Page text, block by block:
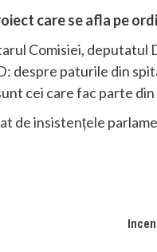
care se afla pe
Comisiei, deputatul
despre paturile din
cei care fac parte
de insistențele